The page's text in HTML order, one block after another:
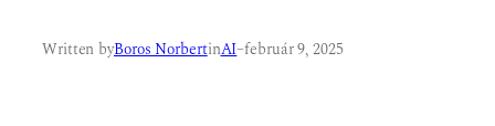
Written byBoros NorbertinAI–február 9, 2025